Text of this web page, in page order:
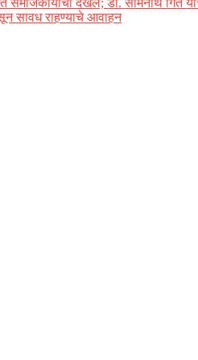
समाजकार्याची दखल; डॉ. सोमनाथ गिते
सावध राहण्याचे आवाहन